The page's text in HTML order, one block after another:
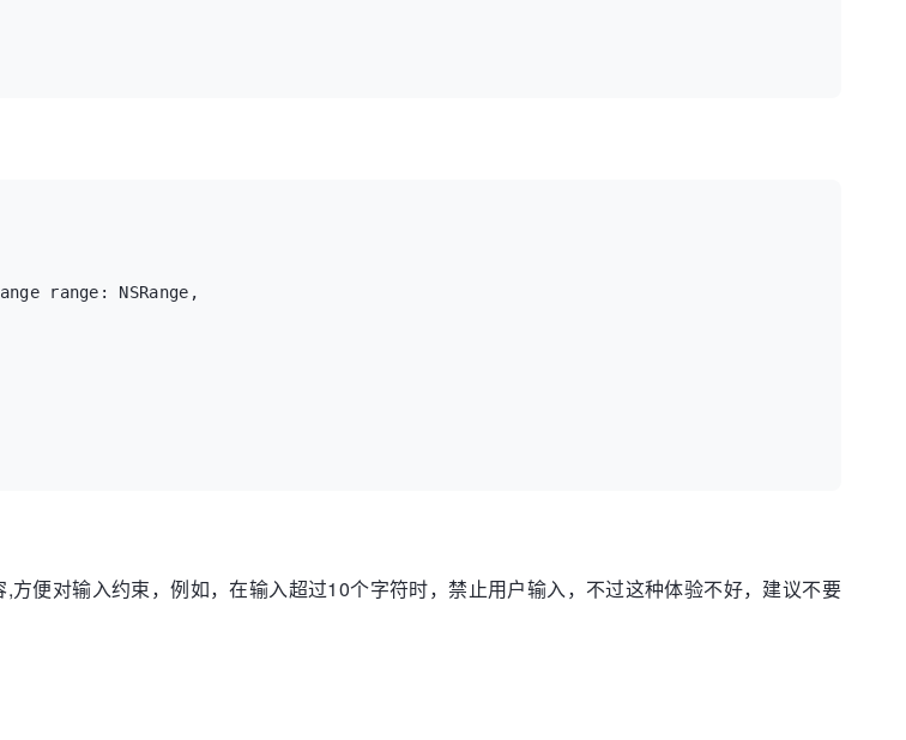
range: NSRange,
便对输入约束，例如，在输入超过10个字符时，禁止用户输入，不过这种体验不好，建议不要